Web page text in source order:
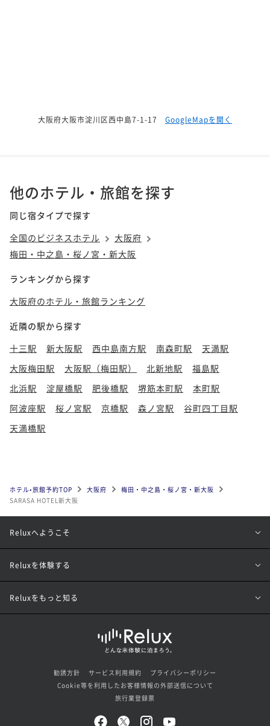
大阪府大阪市淀川区西中島7-1-17 GoogleMapを開く
他のホテル・旅館を探す
同じ宿タイプで探す
全国のビジネスホテル
大阪府
梅田・中之島・桜ノ宮・新大阪
ランキングから探す
大阪府のホテル・旅館ランキング
近隣の駅から探す
十三駅
新大阪駅 西中島南方駅 南森町駅
天満駅
大阪梅田駅
大阪駅（梅田駅） 北新地駅
福島駅
北浜駅
淀屋橋駅 肥後橋駅 堺筋本町駅
本町駅
阿波座駅
桜ノ宮駅 京橋駅 森ノ宮駅
谷町四丁目駅
天満橋駅
ホテル•旅館予約TOP 大阪府
梅田・中之島・桜ノ宮・新大阪
SARASA HOTEL新大阪
Reluxへようこそ
Reluxを体験する
Reluxをもっと知る
勧誘方針 サービス利用規約
プライバシーポリシー
Cookie等を利用したお客様情報の外部送信について
旅行業登録票